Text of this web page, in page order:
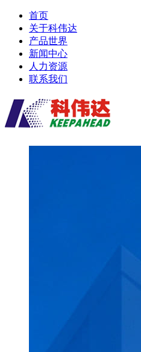
首页
关于科伟达
产品世界
新闻中心
人力资源
联系我们